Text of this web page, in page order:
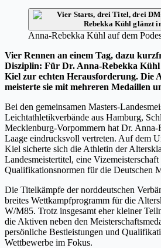
Anna-Rebekka Kühl auf dem
Vier Rennen an einem Tag, dazu
Disziplin: Für Dr. Anna-Rebekka Kühl
Kiel zur echten Herausforderung. Die
meisterte sie mit mehreren Medaillen
Bei den gemeinsamen Masters-
Leichtathletikverbände aus Hamburg,
Mecklenburg-Vorpommern hat Dr.
Laage eindrucksvoll vertreten. Auf dem
Kiel sicherte sich die Athletin der
Landesmeistertitel, eine
Qualifikationsnormen für die Deutschen
Die Titelkämpfe der norddeutschen
breites Wettkampfprogramm für die
W/M85. Trotz insgesamt eher kleiner
die Aktiven neben den
persönliche Bestleistungen und
Wettbewerbe im Fokus.